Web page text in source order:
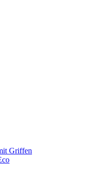
Griffen